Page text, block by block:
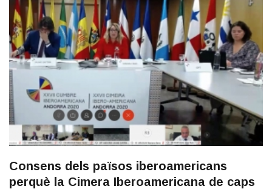
Consens dels països iberoamericans
perquè la Cimera Iberoamericana de caps